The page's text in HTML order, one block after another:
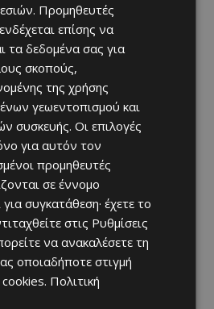
Προμηθευτές
ενδέχεται επίσης να
τα δεδομένα σας για
σκοπούς,
της χρήσης
γεωεντοπισμού και
συσκευής. Οι επιλογές
για αυτόν τον
προμηθευτές
σε έννομο
συγκατάθεση· έχετε το
στις Ρυθμίσεις
να ανακαλέσετε τη
οποιαδήποτε στιγμή
cookies. Πολιτική